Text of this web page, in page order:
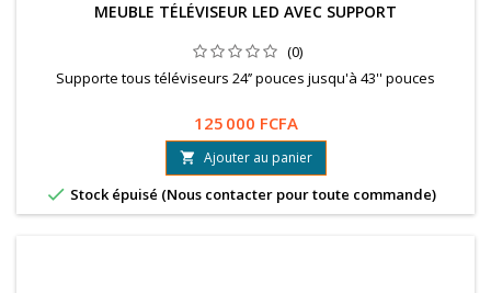
MEUBLE TÉLÉVISEUR LED AVEC SUPPORT
(0)
Supporte tous téléviseurs 24’’ pouces jusqu'à 43'' pouces
125 000 FCFA
 Ajouter au panier
 Stock épuisé (Nous contacter pour toute commande)